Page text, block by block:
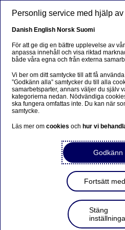
Beklager...
Denne siden findes ikke på
Bli værende på denne siden
Personlig service med hjälp
Danish English Norsk Suomi
För att ge dig en bättre upplevelse av
anpassa innehåll och visa riktad
både våra egna och från externa
Vi ber om ditt samtycke till att få
”Godkänn alla” samtycker du till alla
samarbetsparter, annars väljer du själv
kategorierna nedan. Nödvändiga
ska fungera omfattas inte. Du kan när
samtycke.
Läs mer omcookiesoch hur vi
Godkänn
Fortsätt
Stäng